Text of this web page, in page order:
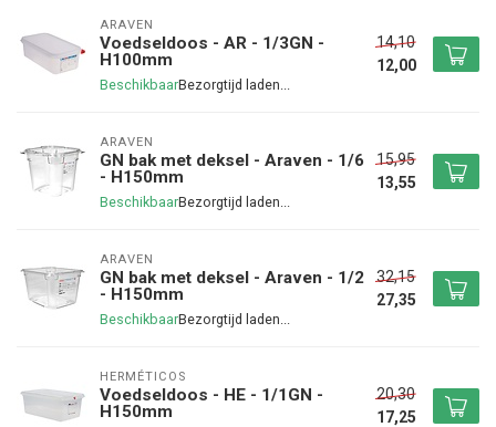
ARAVEN
Voedseldoos - AR - 1/3GN -
H100mm
Beschikbaar
14,10
12,00
ARAVEN
GN bak met deksel - Araven - 1/6
- H150mm
Beschikbaar
15,95
13,55
ARAVEN
GN bak met deksel - Araven - 1/2
- H150mm
Beschikbaar
32,15
27,35
HERMÉTICOS
Voedseldoos - HE - 1/1GN -
H150mm
20,30
17,25